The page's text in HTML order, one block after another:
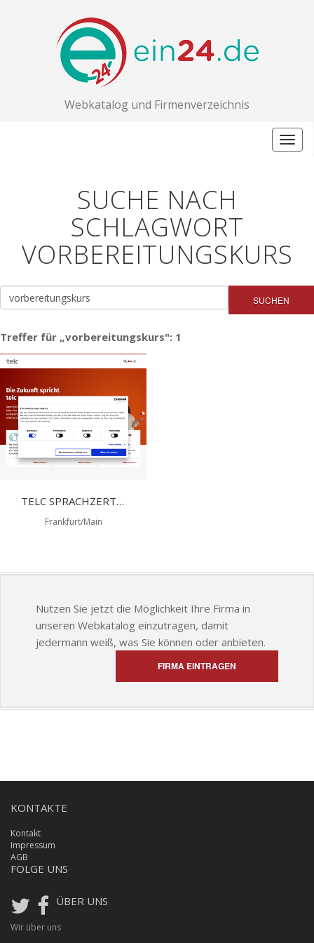
Webkatalog und Firmenverzeichnis
SUCHE NACH
SCHLAGWORT
VORBEREITUNGSKURS
SUCHEN
Treffer für „vorbereitungskurs": 1
TELC SPRACHZERTIFIZIERUNG
Frankfurt/Main
Nutzen Sie jetzt die Möglichkeit Ihre Firma in
unseren Webkatalog einzutragen, damit
jedermann weiß, was Sie können oder anbieten.
FIRMA EINTRAGEN
KONTAKTE
Kontakt
Impressum
AGB
FOLGE UNS
ÜBER UNS
Wir über uns